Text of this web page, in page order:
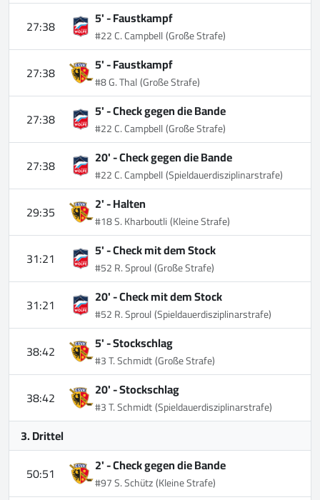
27:38 5' -Faustkampf
#22 C. Campbell(Große Strafe)
27:38 5' -Faustkampf
#8 G. Thal(Große Strafe)
27:38 5' -Check gegen die Bande
#22 C. Campbell(Große Strafe)
27:38 20' -Check gegen die Bande
#22 C. Campbell(Spieldauerdisziplinarstrafe)
29:35 2' -Halten
#18 S. Kharboutli(Kleine Strafe)
31:21 5' -Check mit dem Stock
#52 R. Sproul(Große Strafe)
31:21 20' -Check mit dem Stock
#52 R. Sproul(Spieldauerdisziplinarstrafe)
38:42 5' -Stockschlag
#3 T. Schmidt(Große Strafe)
38:42 20' -Stockschlag
#3 T. Schmidt(Spieldauerdisziplinarstrafe)
3. Drittel
50:51
2' -Check gegen die Bande
#97 S. Schütz(Kleine Strafe)